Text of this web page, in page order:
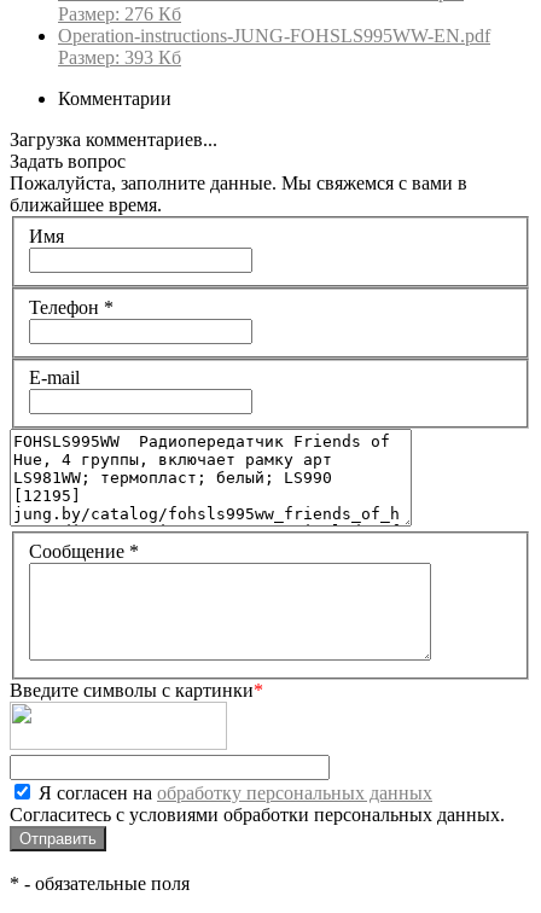
Размер: 276 Кб
Operation-instructions-JUNG-FOHSLS995WW-EN.pdf
Размер: 393 Кб
Комментарии
Загрузка комментариев...
Задать вопрос
Пожалуйста, заполните данные. Мы свяжемся с вами в
ближайшее время.
Имя
Телефон *
E-mail
Сообщение *
Введите символы с картинки*
Я согласен на обработку персональных данных
Согласитесь с условиями обработки персональных данных.
* - обязательные поля